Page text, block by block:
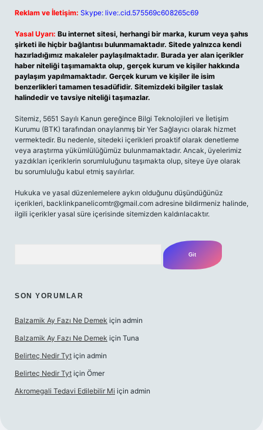
Reklam ve İletişim: Skype: live:.cid.575569c608265c69
Yasal Uyarı: Bu internet sitesi, herhangi bir marka, kurum veya şahıs
şirketi ile hiçbir bağlantısı bulunmamaktadır. Sitede yalnızca kendi
hazırladığımız makaleler paylaşılmaktadır. Burada yer alan içerikler
haber niteliği taşımamakta olup, gerçek kurum ve kişiler hakkında
paylaşım yapılmamaktadır. Gerçek kurum ve kişiler ile isim
benzerlikleri tamamen tesadüfidir. Sitemizdeki bilgiler taslak
halindedir ve tavsiye niteliği taşımazlar.
Sitemiz, 5651 Sayılı Kanun gereğince Bilgi Teknolojileri ve İletişim
Kurumu (BTK) tarafından onaylanmış bir Yer Sağlayıcı olarak hizmet
vermektedir. Bu nedenle, sitedeki içerikleri proaktif olarak denetleme
veya araştırma yükümlülüğümüz bulunmamaktadır. Ancak, üyelerimiz
yazdıkları içeriklerin sorumluluğunu taşımakta olup, siteye üye olarak
bu sorumluluğu kabul etmiş sayılırlar.
Hukuka ve yasal düzenlemelere aykırı olduğunu düşündüğünüz
içerikleri, backlinkpanelicomtr@gmail.com adresine bildirmeniz halinde,
ilgili içerikler yasal süre içerisinde sitemizden kaldırılacaktır.
SON YORUMLAR
Balzamik Ay Fazı Ne Demek için admin
Balzamik Ay Fazı Ne Demek için Tuna
Belirteç Nedir Tyt için admin
Belirteç Nedir Tyt için Ömer
Akromegali Tedavi Edilebilir Mi için admin